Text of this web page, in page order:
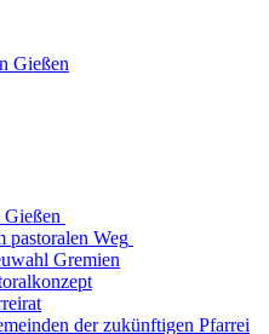
Gießen
pastoralen Weg
Gremien
der zukünftigen Pfarrei